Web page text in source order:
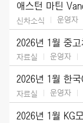
신차소식 운영자
2026년 1월 중
자료실 운영자
2026년 1월 한
자료실 운영자
2026년 1월 KG